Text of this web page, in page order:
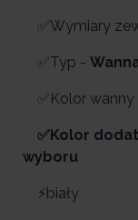
✅Wymiary
✅Typ -
✅Kolor wanny
✅Kolor
wyboru
⚡biały